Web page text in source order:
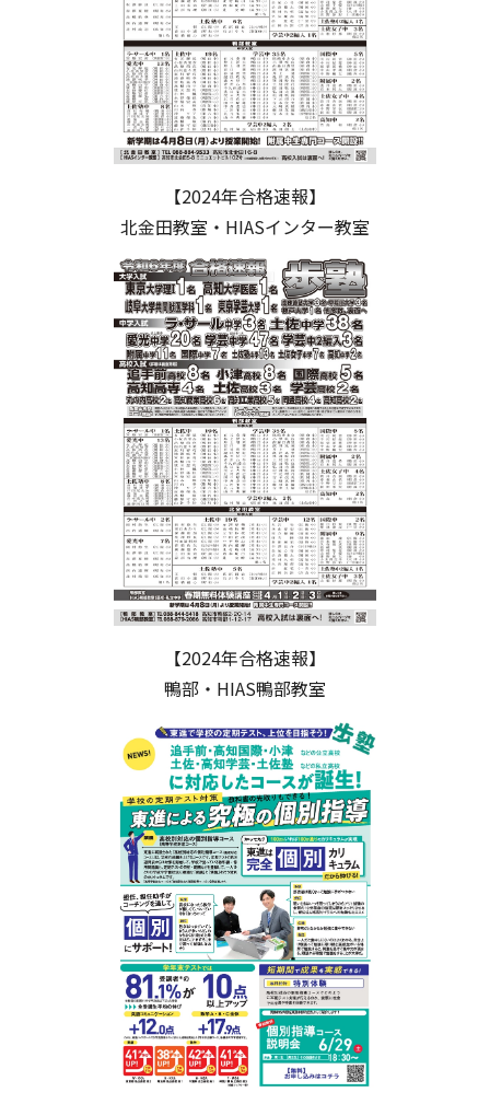
【2024年合格速報】
北金田教室・HIASインター教室
【2024年合格速報】
鴨部・HIAS鴨部教室